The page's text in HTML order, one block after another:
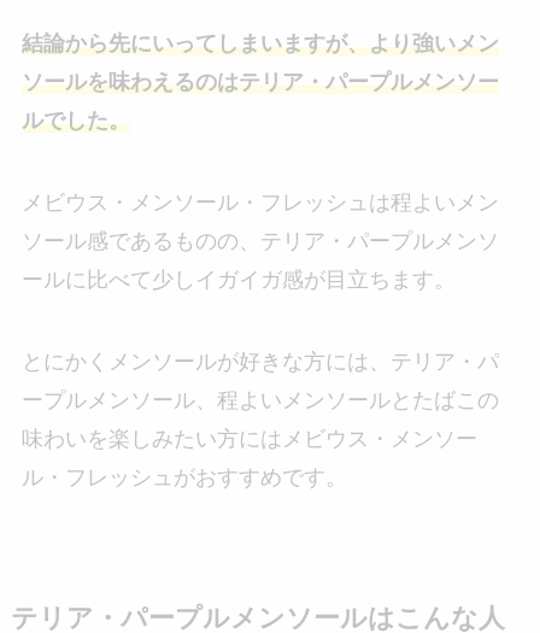
結論から先にいってしまいますが、より強いメン
ソールを味わえるのはテリア・パープルメンソー
ルでした。
メビウス・メンソール・フレッシュは程よいメン
ソール感であるものの、テリア・パープルメンソ
ールに比べて少しイガイガ感が目立ちます。
とにかくメンソールが好きな方には、テリア・パ
ープルメンソール、程よいメンソールとたばこの
味わいを楽しみたい方にはメビウス・メンソー
ル・フレッシュがおすすめです。
テリア・パープルメンソールはこんな人